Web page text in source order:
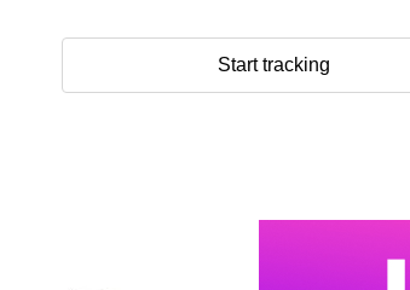
Start tracking